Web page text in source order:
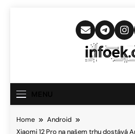
Home
Android
Xiaomi 12 Pro na našem trhu dostává